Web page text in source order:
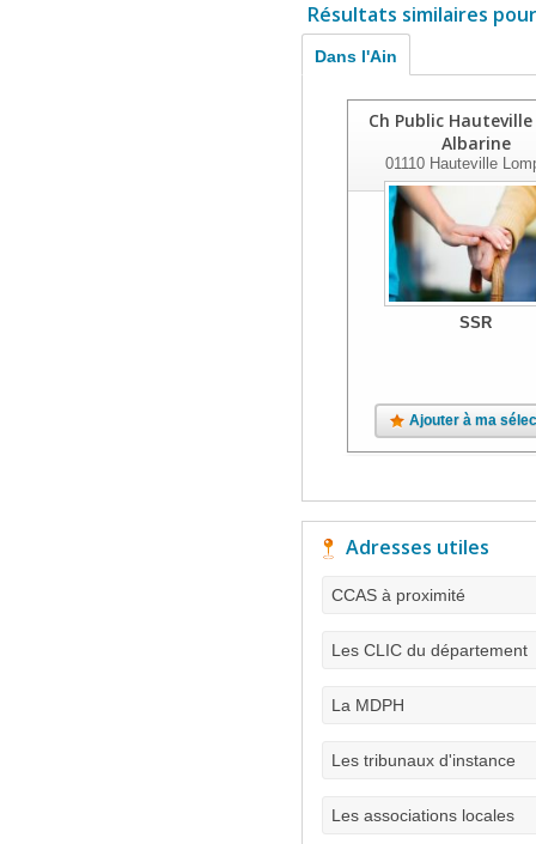
Résultats similaires
Dans l'Ain
Ch Public
Albarine
01110 Hauteville
SSR
Ajouter à ma
Adresses utiles
CCAS à proximité
Les CLIC du département
La MDPH
Les tribunaux d'instance
Les associations locales